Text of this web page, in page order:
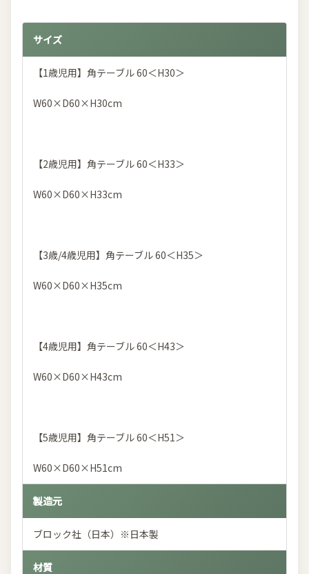
サイズ
【1歳児用】角テーブル 60＜H30＞
W60×D60×H30cm
【2歳児用】角テーブル 60＜H33＞
W60×D60×H33cm
【3歳/4歳児用】角テーブル 60＜H35＞
W60×D60×H35cm
【4歳児用】角テーブル 60＜H43＞
W60×D60×H43cm
【5歳児用】角テーブル 60＜H51＞
W60×D60×H51cm
製造元
ブロック社（日本）※日本製
材質